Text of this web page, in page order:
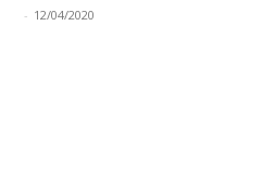
- 12/04/2020